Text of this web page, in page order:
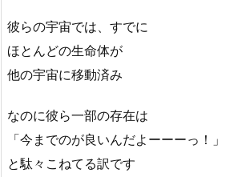
彼らの宇宙では、すでに
ほとんどの生命体が
他の宇宙に移動済み
なのに彼ら一部の存在は
「今までのが良いんだよーーーっ！」
と駄々こねてる訳です